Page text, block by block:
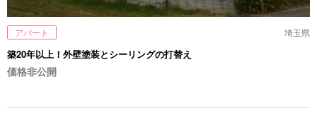
アパート 埼玉県
築20年以上！外壁塗装とシーリングの打替え
価格非公開